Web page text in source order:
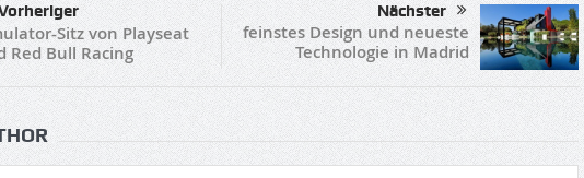
Sitz von Playseat
Red Bull Racing
Nächster
feinstes Design und neueste
Technologie in Madrid